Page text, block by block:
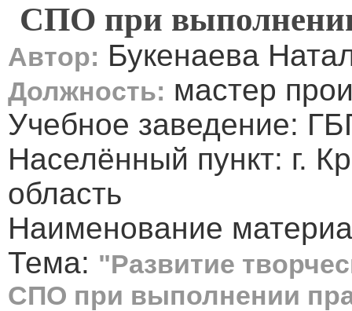
СПО при
Автор: Букенаева
Должность: мастер
Учебное заведение:
Населённый пункт: г.
область
Наименование
Тема: "Развитие
СПО при выполнении